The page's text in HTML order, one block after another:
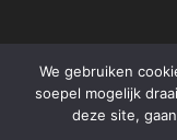
Home
Privacy
We gebruiken
soepel mogelijk
deze site,